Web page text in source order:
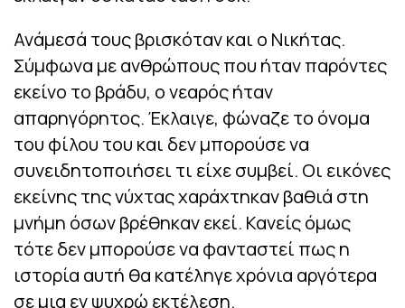
Ανάμεσά τους βρισκόταν και ο Νικήτας.
Σύμφωνα με ανθρώπους που ήταν παρόντες
εκείνο το βράδυ, ο νεαρός ήταν
απαρηγόρητος. Έκλαιγε, φώναζε το όνομα
του φίλου του και δεν μπορούσε να
συνειδητοποιήσει τι είχε συμβεί. Οι εικόνες
εκείνης της νύχτας χαράχτηκαν βαθιά στη
μνήμη όσων βρέθηκαν εκεί. Κανείς όμως
τότε δεν μπορούσε να φανταστεί πως η
ιστορία αυτή θα κατέληγε χρόνια αργότερα
σε μια εν ψυχρώ εκτέλεση.